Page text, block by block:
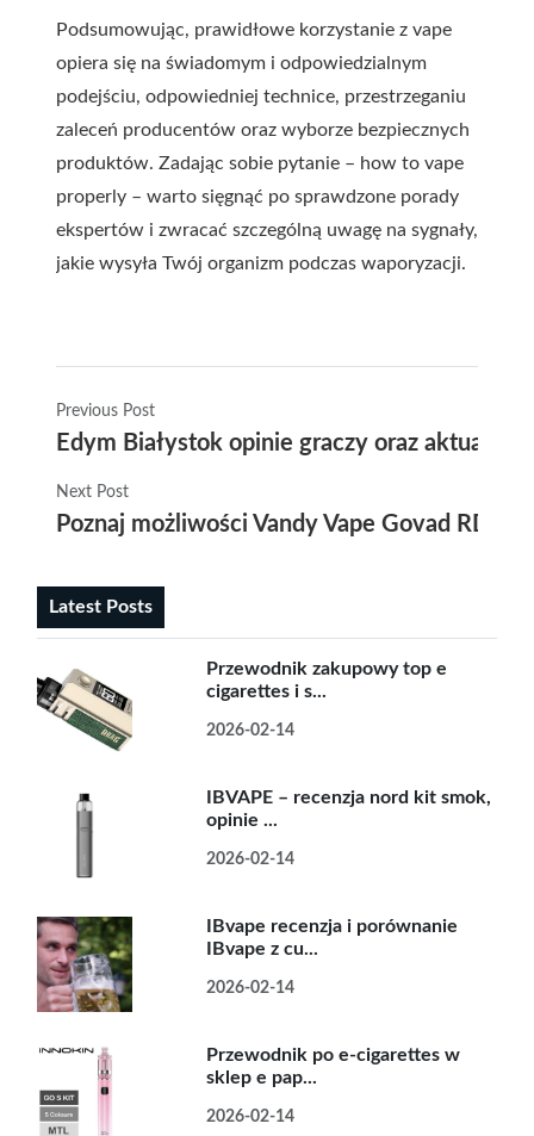
Podsumowując, prawidłowe korzystanie z vape
opiera się na świadomym i odpowiedzialnym
podejściu, odpowiedniej technice, przestrzeganiu
zaleceń producentów oraz wyborze bezpiecznych
produktów. Zadając sobie pytanie – how to vape
properly – warto sięgnąć po sprawdzone porady
ekspertów i zwracać szczególną uwagę na sygnały,
jakie wysyła Twój organizm podczas waporyzacji.
Previous Post
Edym Białystok opinie graczy oraz aktualna
Next Post
Poznaj możliwości Vandy Vape Govad RDA
Latest Posts
Przewodnik zakupowy top e
cigarettes i s...
2026-02-14
IBVAPE – recenzja nord kit smok,
opinie ...
2026-02-14
IBvape recenzja i porównanie
IBvape z cu...
2026-02-14
Przewodnik po e-cigarettes w
sklep e pap...
2026-02-14